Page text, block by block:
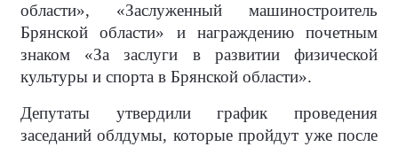
области», «Заслуженный машиностроитель
Брянской области» и награждению почетным
знаком «За заслуги в развитии физической
культуры и спорта в Брянской области».
Депутаты утвердили график проведения
заседаний облдумы, которые пройдут уже после